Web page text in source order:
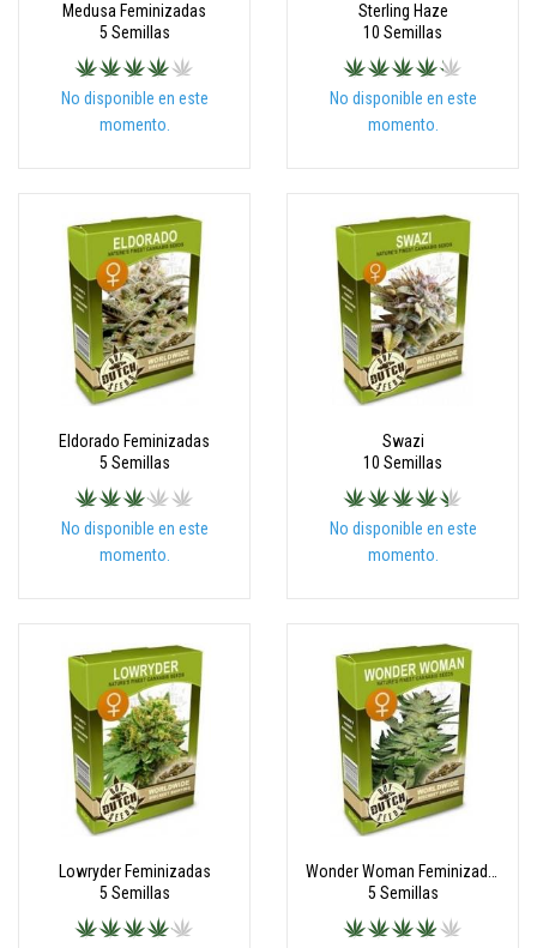
Medusa Feminizadas
5 Semillas
No disponible en este
momento.
Sterling Haze
10 Semillas
No disponible en este
momento.
Eldorado Feminizadas
5 Semillas
No disponible en este
momento.
Swazi
10 Semillas
No disponible en este
momento.
Lowryder Feminizadas
5 Semillas
5 Semillas